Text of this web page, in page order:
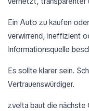
Ein Auto zu kaufen
verwirrend, ineffizient
Informationsquelle
Es sollte klarer sein.
Vertrauenswürdiger.
zvelta baut die